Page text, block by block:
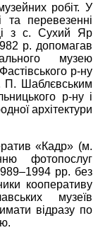
робіт. У
перевезенні
з с. Сухий Яр
р. допомагав
музею
р-ну
П. Шаблєвським
р-ну і
архітектури
«Кадр» (м.
фотопослуг
рр. без
кооперативу
музеїв
відразу по